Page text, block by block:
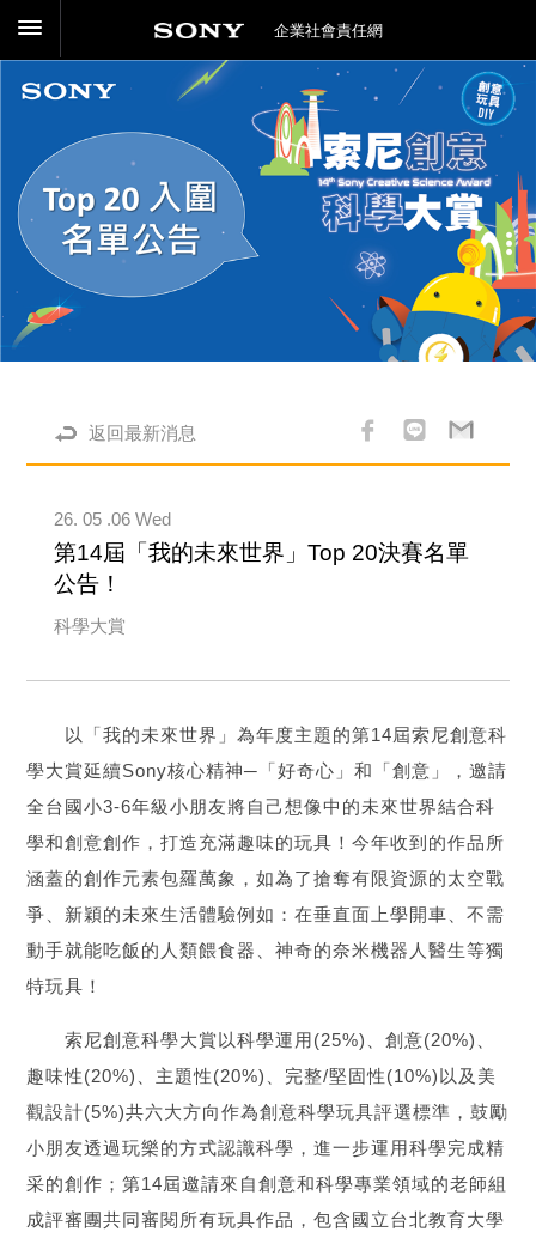
企業社會責任網
返回最新消息
26. 05 .06 Wed
第14屆「我的未來世界」Top 20決賽名單
公告！
科學大賞
以「我的未來世界」為年度主題的第14屆索尼創意科
學大賞延續Sony核心精神─「好奇心」和「創意」，邀請
全台國小3-6年級小朋友將自己想像中的未來世界結合科
學和創意創作，打造充滿趣味的玩具！今年收到的作品所
涵蓋的創作元素包羅萬象，如為了搶奪有限資源的太空戰
爭、新穎的未來生活體驗例如：在垂直面上學開車、不需
動手就能吃飯的人類餵食器、神奇的奈米機器人醫生等獨
特玩具！
索尼創意科學大賞以科學運用(25%)、創意(20%)、
趣味性(20%)、主題性(20%)、完整/堅固性(10%)以及美
觀設計(5%)共六大方向作為創意科學玩具評選標準，鼓勵
小朋友透過玩樂的方式認識科學，進一步運用科學完成精
采的創作；第14屆邀請來自創意和科學專業領域的老師組
成評審團共同審閱所有玩具作品，包含國立台北教育大學